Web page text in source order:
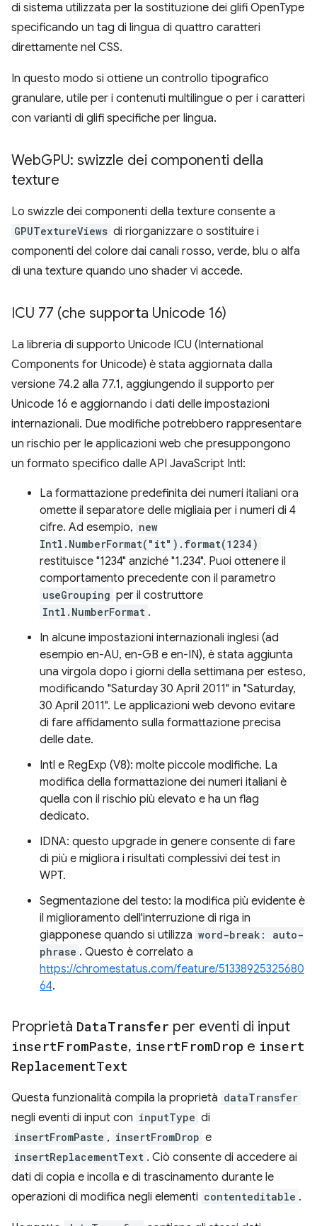
di sistema utilizzata per la sostituzione dei glifi OpenType
specificando un tag di lingua di quattro caratteri
direttamente nel CSS.
In questo modo si ottiene un controllo tipografico
granulare, utile per i contenuti multilingue o per i caratteri
con varianti di glifi specifiche per lingua.
WebGPU: swizzle dei componenti della
texture
Lo swizzle dei componenti della texture consente a
GPUTextureViews di riorganizzare o sostituire i
componenti del colore dai canali rosso, verde, blu o alfa
di una texture quando uno shader vi accede.
ICU 77 (che supporta Unicode 16)
La libreria di supporto Unicode ICU (International
Components for Unicode) è stata aggiornata dalla
versione 74.2 alla 77.1, aggiungendo il supporto per
Unicode 16 e aggiornando i dati delle impostazioni
internazionali. Due modifiche potrebbero rappresentare
un rischio per le applicazioni web che presuppongono
un formato specifico dalle API JavaScript Intl:
La formattazione predefinita dei numeri italiani ora
omette il separatore delle migliaia per i numeri di 4
cifre. Ad esempio, new
Intl.NumberFormat("it").format(1234)
restituisce "1234" anziché "1.234". Puoi ottenere il
comportamento precedente con il parametro
useGrouping per il costruttore
Intl.NumberFormat .
In alcune impostazioni internazionali inglesi (ad
esempio en-AU, en-GB e en-IN), è stata aggiunta
una virgola dopo i giorni della settimana per esteso,
modificando "Saturday 30 April 2011" in "Saturday,
30 April 2011". Le applicazioni web devono evitare
di fare affidamento sulla formattazione precisa
delle date.
Intl e RegExp (V8): molte piccole modifiche. La
modifica della formattazione dei numeri italiani è
quella con il rischio più elevato e ha un flag
dedicato.
IDNA: questo upgrade in genere consente di fare
di più e migliora i risultati complessivi dei test in
WPT.
Segmentazione del testo: la modifica più evidente è
il miglioramento dell'interruzione di riga in
giapponese quando si utilizza word-break: auto-
phrase . Questo è correlato a
https://chromestatus.com/feature/51338925325680
64.
Proprietà DataTransfer per eventi di input
insertFromPaste, insertFromDrop e insert
ReplacementText
Questa funzionalità compila la proprietà dataTransfer
negli eventi di input con inputType di
insertFromPaste , insertFromDrop e
insertReplacementText . Ciò consente di accedere ai
dati di copia e incolla e di trascinamento durante le
operazioni di modifica negli elementi contenteditable .